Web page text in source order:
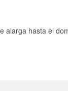
alarga hasta el